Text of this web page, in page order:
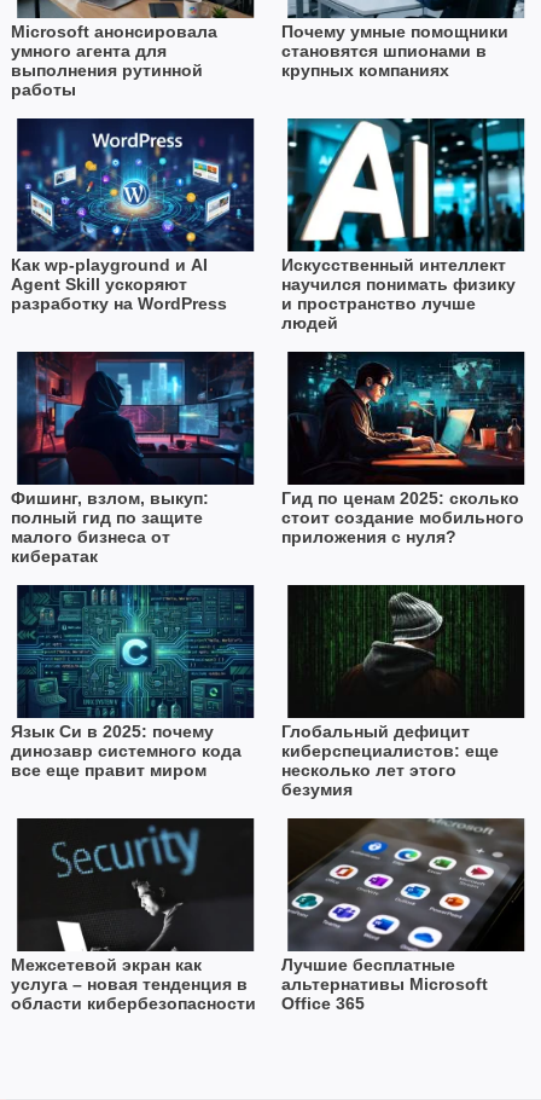
Microsoft анонсировала
умного агента для
выполнения рутинной
работы
Почему умные помощники
становятся шпионами в
крупных компаниях
Как wp-playground и AI
Agent Skill ускоряют
разработку на WordPress
Искусственный интеллект
научился понимать физику
и пространство лучше
людей
Фишинг, взлом, выкуп:
полный гид по защите
малого бизнеса от
кибератак
Гид по ценам 2025: сколько
стоит создание мобильного
приложения с нуля?
Язык Си в 2025: почему
динозавр системного кода
все еще правит миром
Глобальный дефицит
киберспециалистов: еще
несколько лет этого
безумия
Межсетевой экран как
услуга – новая тенденция в
области кибербезопасности
Лучшие бесплатные
альтернативы Microsoft
Office 365